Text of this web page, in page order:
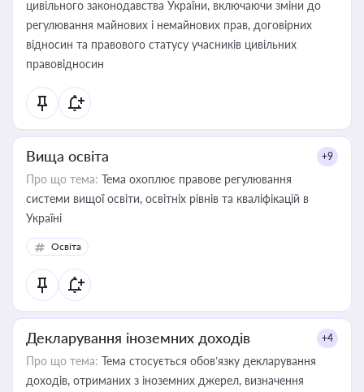
цивільного законодавства України, включаючи зміни до
регулювання майнових і немайнових прав, договірних
відносин та правового статусу учасників цивільних
правовідносин
Вища освіта +9
Про що тема: Тема охоплює правове регулювання
системи вищої освіти, освітніх рівнів та кваліфікацій в
Україні
Освіта
Декларування іноземних доходів +4
Про що тема: Тема стосується обов’язку декларування
доходів, отриманих з іноземних джерел, визначення